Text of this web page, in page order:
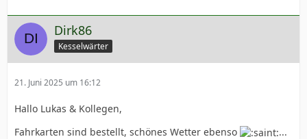
Dirk86
Kesselwärter
21. Juni 2025 um 16:12
Hallo Lukas & Kollegen,
Fahrkarten sind bestellt, schönes Wetter ebenso
...